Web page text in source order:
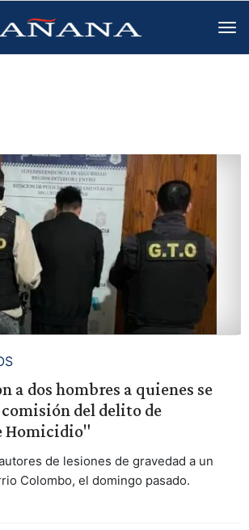
a dos hombres a quienes se
del delito de
Homicidio"
de lesiones de gravedad a un
Colombo, el domingo pasado.